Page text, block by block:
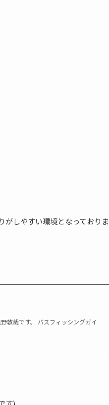
がしやすい環境となっておりま
敦哉です。 バスフィッシングガイ